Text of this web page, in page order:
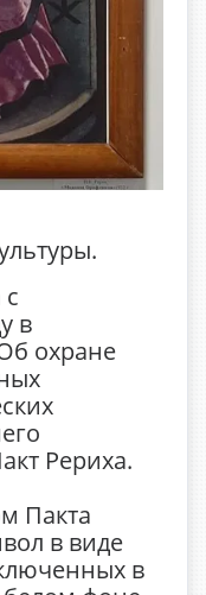
в
охране
Рериха.
Пакта
в виде
в